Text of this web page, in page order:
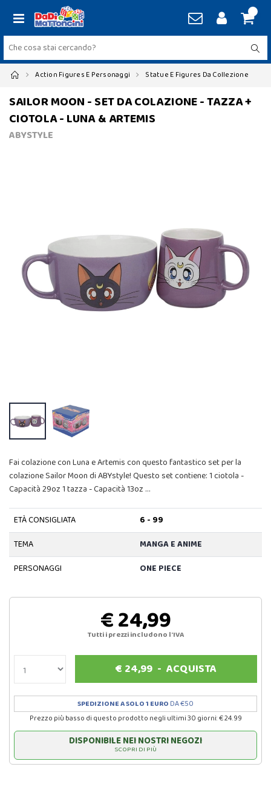
Action Figures E Personaggi Statue E Figures Da Collezione
SAILOR MOON - SET DA COLAZIONE - TAZZA +
CIOTOLA - LUNA & ARTEMIS
ABYSTYLE
Fai colazione con Luna e Artemis con questo fantastico set per la
colazione Sailor Moon di ABYstyle! Questo set contiene: 1 ciotola -
Capacità 29oz 1 tazza - Capacità 13oz …
ETÀ CONSIGLIATA
6 - 99
TEMA
MANGA E ANIME
PERSONAGGI
ONE PIECE
€ 24,99
Tutti i prezzi includono l'IVA
€ 24,99 -ACQUISTA
SPEDIZIONE A SOLO 1 EURO DA €50
Prezzo più basso di questo prodotto negli ultimi 30 giorni: € 24.99
DISPONIBILE NEI NOSTRI NEGOZI
SCOPRI DI PIÙ